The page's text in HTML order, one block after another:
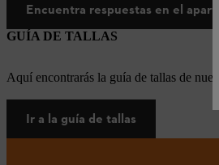
Encuentra respuestas en el
GUÍA DE TALLAS
Aquí encontrarás la guía de tallas de
Ir a la guía de tallas